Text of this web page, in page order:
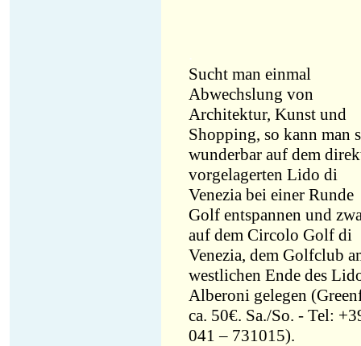
Sucht man einmal
Abwechslung von
Architektur, Kunst und
Shopping, so kann man
wunderbar auf dem
vorgelagerten Lido di
Venezia bei einer Runde
Golf entspannen und
auf dem Circolo Golf di
Venezia, dem Golfclub
westlichen Ende des
Alberoni gelegen
ca. 50€. Sa./So. - Tel:
041 – 731015).